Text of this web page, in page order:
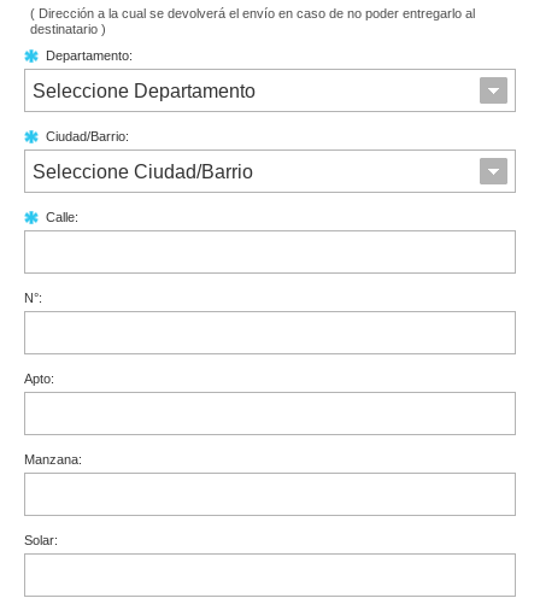
( Dirección a la cual se devolverá el envío en caso de no poder entregarlo al
destinatario )
Departamento:
Seleccione Departamento
Ciudad/Barrio:
Seleccione Ciudad/Barrio
Calle:
N°:
Apto:
Manzana:
Solar: